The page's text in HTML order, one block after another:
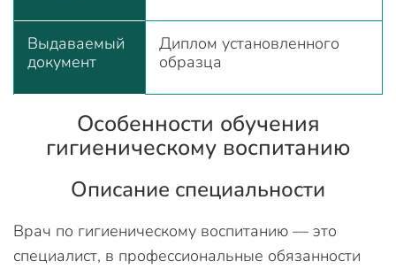
Выдаваемый
документ
Диплом установленного
образца
Особенности обучения
гигиеническому воспитанию
Описание специальности
Врач по гигиеническому воспитанию — это
специалист, в профессиональные обязанности